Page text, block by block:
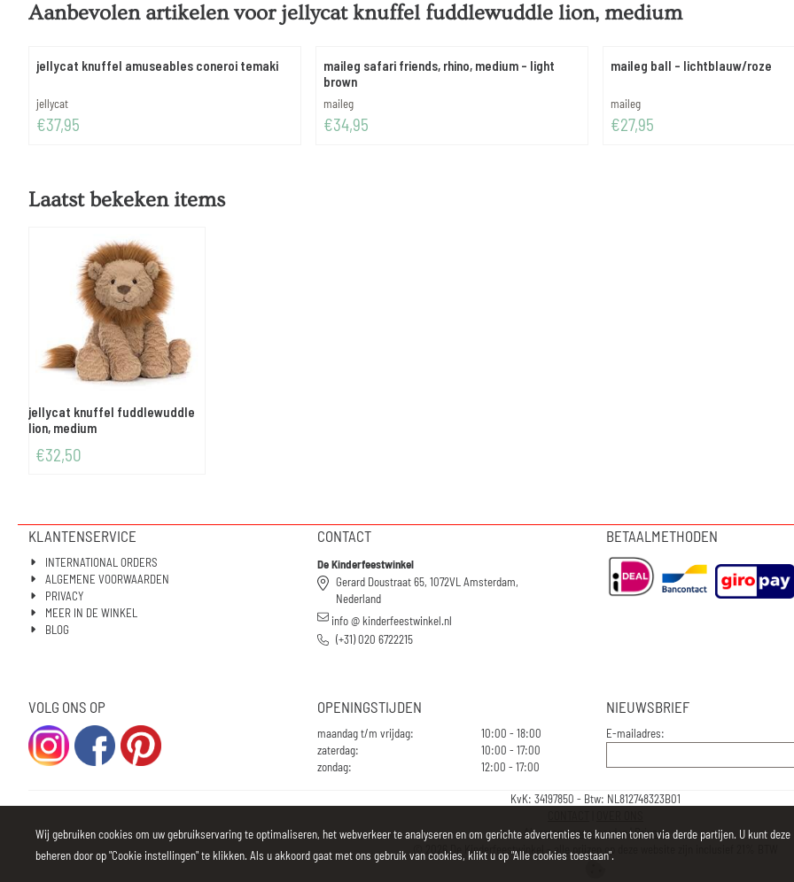
Aanbevolen artikelen voor jellycat knuffel fuddlewuddle lion, medium
jellycat knuffel amuseables coneroi temaki
Merk:
jellycat
Prijs: 37,95
€37,95
maileg safari friends, rhino, medium - light
brown
Merk:
maileg
Prijs: 34,95
€34,95
maileg ball - lichtblauw/roze
Merk:
maileg
Prijs: 27,95
€27,95
Laatst bekeken items
jellycat knuffel fuddlewuddle
lion, medium
€32,50
KLANTENSERVICE
INTERNATIONAL ORDERS
ALGEMENE VOORWAARDEN
PRIVACY
MEER IN DE WINKEL
BLOG
CONTACT
De Kinderfeestwinkel
Gerard Doustraat 65, 1072VL Amsterdam,
Nederland
info @ kinderfeestwinkel.nl
(+31) 020 6722215
BETAALMETHODEN
VOLG ONS OP OPENINGSTIJDEN
maandag t/m vrijdag:
10:00 - 18:00
zaterdag:
10:00 - 17:00
zondag:
12:00 - 17:00
NIEUWSBRIEF
E-mailadres:
KvK: 34197850 - Btw: NL812748323B01
Algemene voorwaarden|Privacy
2026 De Kinderfeestwinkel - alle prijzen op deze website zijn inclusief 21% BTW
Wij gebruiken cookies om uw gebruikservaring te optimaliseren, het webverkeer te analyseren en om gerichte advertenties te kunnen tonen via derde partijen. U kunt deze
beheren door op "Cookie instellingen" te klikken. Als u akkoord gaat met ons gebruik van cookies, klikt u op "Alle cookies toestaan".